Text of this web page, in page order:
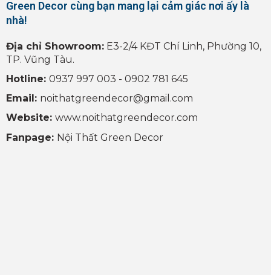
Green Decor cùng bạn mang lại cảm giác nơi ấy là
nhà!
Địa chỉ Showroom: E3-2/4 KĐT Chí Linh, Phường 10,
TP. Vũng Tàu.
Hotline: 0937 997 003 - 0902 781 645
Email: noithatgreendecor@gmail.com
Website: www.noithatgreendecor.com
Fanpage: Nội Thất Green Decor